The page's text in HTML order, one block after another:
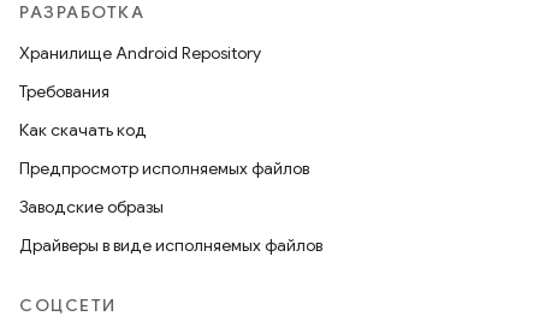
РАЗРАБОТКА
Хранилище Android Repository
Требования
Как скачать код
Предпросмотр исполняемых файлов
Заводские образы
Драйверы в виде исполняемых файлов
СОЦСЕТИ